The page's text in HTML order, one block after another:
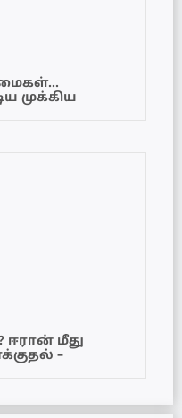
முக்கிய
ஈரான் மீது
–